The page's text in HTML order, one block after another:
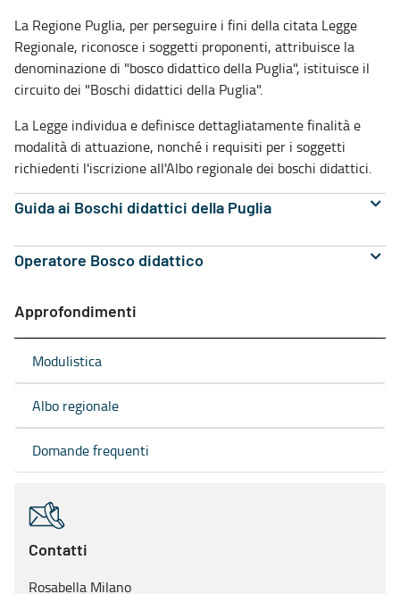
La Regione Puglia, per perseguire i fini della citata Legge
Regionale, riconosce i soggetti proponenti, attribuisce la
denominazione di "bosco didattico della Puglia", istituisce il
circuito dei "Boschi didattici della Puglia".
La Legge individua e definisce dettagliatamente finalità e
modalità di attuazione, nonché i requisiti per i soggetti
richiedenti l'iscrizione all'Albo regionale dei boschi didattici.
Guida ai Boschi didattici della Puglia
Operatore Bosco didattico
Approfondimenti
Modulistica
Albo regionale
Domande frequenti
Contatti
Rosabella Milano